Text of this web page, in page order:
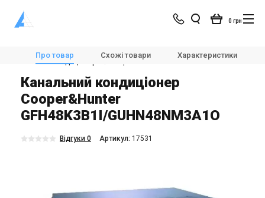
0 грн
Магазин Кондиціонування
Кондиціонери і спліт-системи
Канальні кондиціонери
Про товар Схожі товари Характеристики
Канальний кондиціонер
Cooper&Hunter
GFH48K3B1I/GUHN48NM3A1O
Відгуки 0 Aртикул: 17531